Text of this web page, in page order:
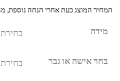
המחיר המוצג כעת אחרי הנחה נוספת,
מידה
בחר אישה או גבר